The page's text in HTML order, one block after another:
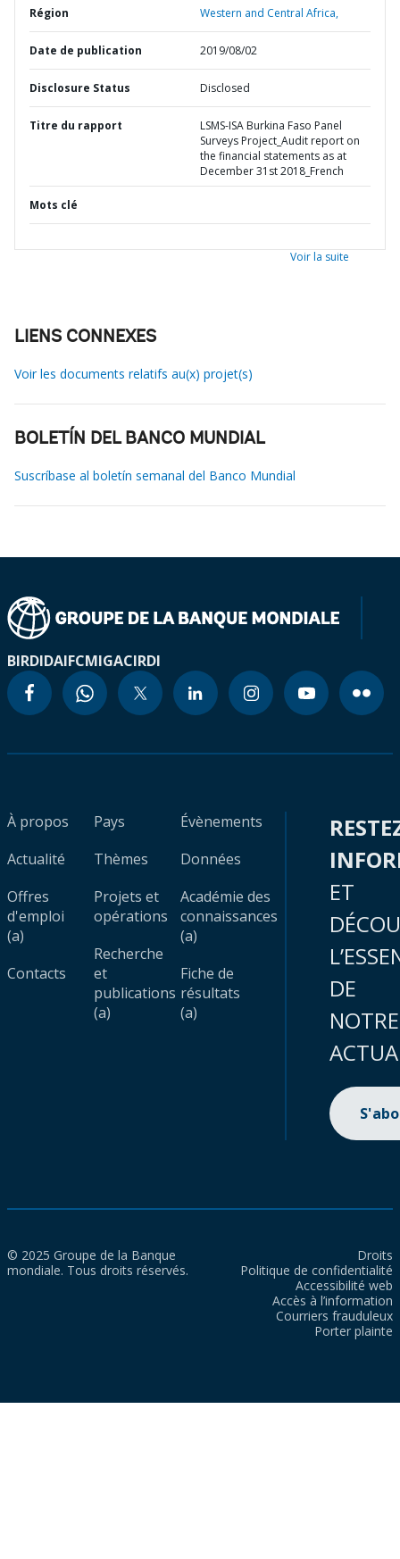
Région Western and Central Africa,
Date de publication 2019/08/02
Disclosure Status Disclosed
Titre du rapport
LSMS-ISA Burkina Faso Panel
Surveys Project_Audit report on
the financial statements as at
December 31st 2018_French
Mots clé
Voir la suite
LIENS CONNEXES
Voir les documents relatifs au(x) projet(s)
BOLETÍN DEL BANCO MUNDIAL
Suscríbase al boletín semanal del Banco Mundial
BIRDIDAIFCMIGACIRDI
À propos
Actualité
Offres
d'emploi
(a)
Contacts
Pays
Thèmes
Projets et
opérations
Recherche
et
publications
(a)
Évènements
Données
Académie des
connaissances
(a)
Fiche de
résultats
(a)
ET
DE
NOTRE
© 2025 Groupe de la Banque
mondiale. Tous droits réservés.
Droits
Politique de confidentialité
Accessibilité web
Accès à l’information
Courriers frauduleux
Porter plainte